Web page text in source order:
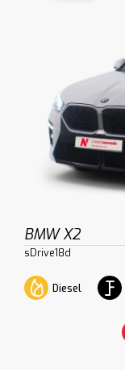
BMW X2
sDrive18d
Diesel